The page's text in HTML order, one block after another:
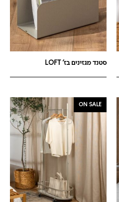
סטנד מגזינים בז' LOFT
ON SALE